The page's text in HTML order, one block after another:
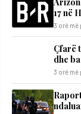
17 në
3 orë më
Çfarë
dhe
3 orë më